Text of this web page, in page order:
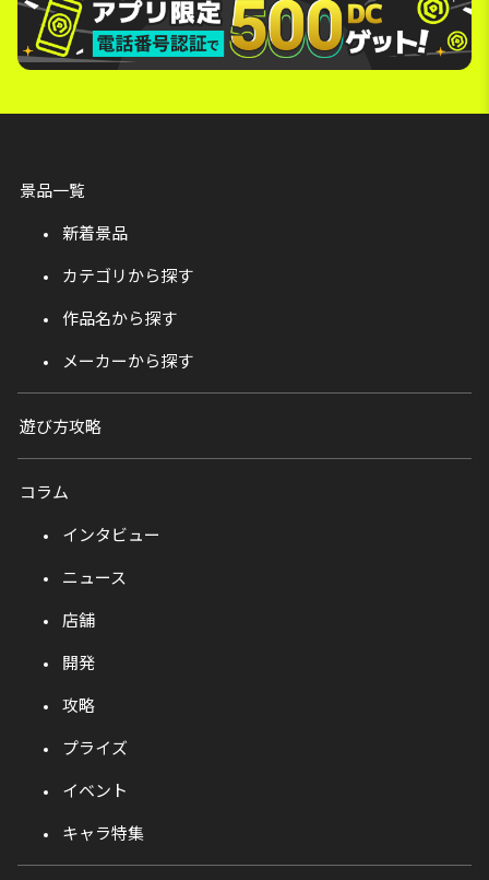
景品一覧
新着景品
カテゴリから探す
作品名から探す
メーカーから探す
遊び方攻略
コラム
インタビュー
ニュース
店舗
開発
攻略
プライズ
イベント
キャラ特集